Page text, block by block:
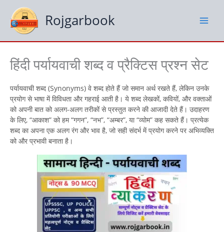
content
Rojgarbook
हिंदी पर्यायवाची शब्द व प्रैक्टिस प्रश्न सेट
पर्यायवाची शब्द (Synonyms) वे शब्द होते हैं जो समान अर्थ रखते हैं, लेकिन उनके
प्रयोग से भाषा में विविधता और गहराई आती है। ये शब्द लेखकों, कवियों, और वक्ताओं
को अपनी बात को अलग-अलग तरीकों से प्रस्तुत करने की आजादी देते हैं। उदाहरण
के लिए, “आकाश” को हम “गगन”, “नभ”, “अम्बर”, या “व्योम” कह सकते हैं। प्रत्येक
शब्द का अपना एक अलग रंग और भाव है, जो सही संदर्भ में प्रयोग करने पर अभिव्यक्ति
को और प्रभावी बनाता है।